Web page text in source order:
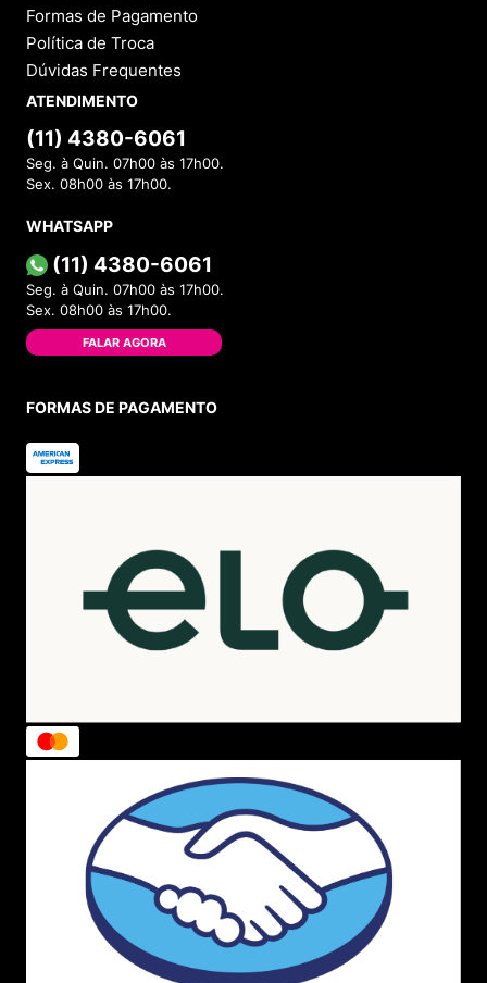
Formas de Pagamento
Política de Troca
Dúvidas Frequentes
ATENDIMENTO
(11) 4380-6061
Seg. à Quin. 07h00 às 17h00.
Sex. 08h00 às 17h00.
WHATSAPP
(11) 4380-6061
Seg. à Quin. 07h00 às 17h00.
Sex. 08h00 às 17h00.
FALAR AGORA
FORMAS DE PAGAMENTO